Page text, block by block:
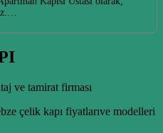
ve tamirat firması
çelik kapı fiyatlarıve modelleri